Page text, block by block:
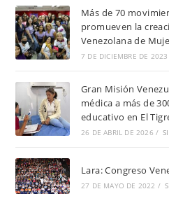
Más de 70
promueven la
Venezolana de
7 DE DICIEMBRE DE 2023
Gran Misión
médica a más de
educativo en El
26 DE ABRIL DE 2026 /
Lara: Congreso
27 DE MAYO DE 2022 /